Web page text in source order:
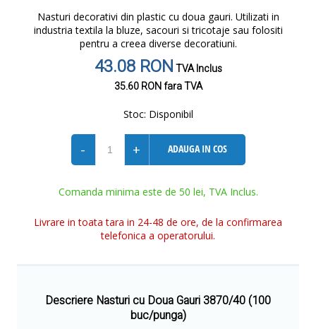
Nasturi decorativi din plastic cu doua gauri. Utilizati in
industria textila la bluze, sacouri si tricotaje sau folositi
pentru a creea diverse decoratiuni.
43.08 RONTVA Inclus
35.60 RONfara TVA
Stoc: Disponibil
- + ADAUGA IN COS
Comanda minima este de 50 lei, TVA Inclus.
Livrare in toata tara in 24-48 de ore, de la confirmarea
telefonica a operatorului.
Descriere Nasturi cu Doua Gauri 3870/40 (100
buc/punga)